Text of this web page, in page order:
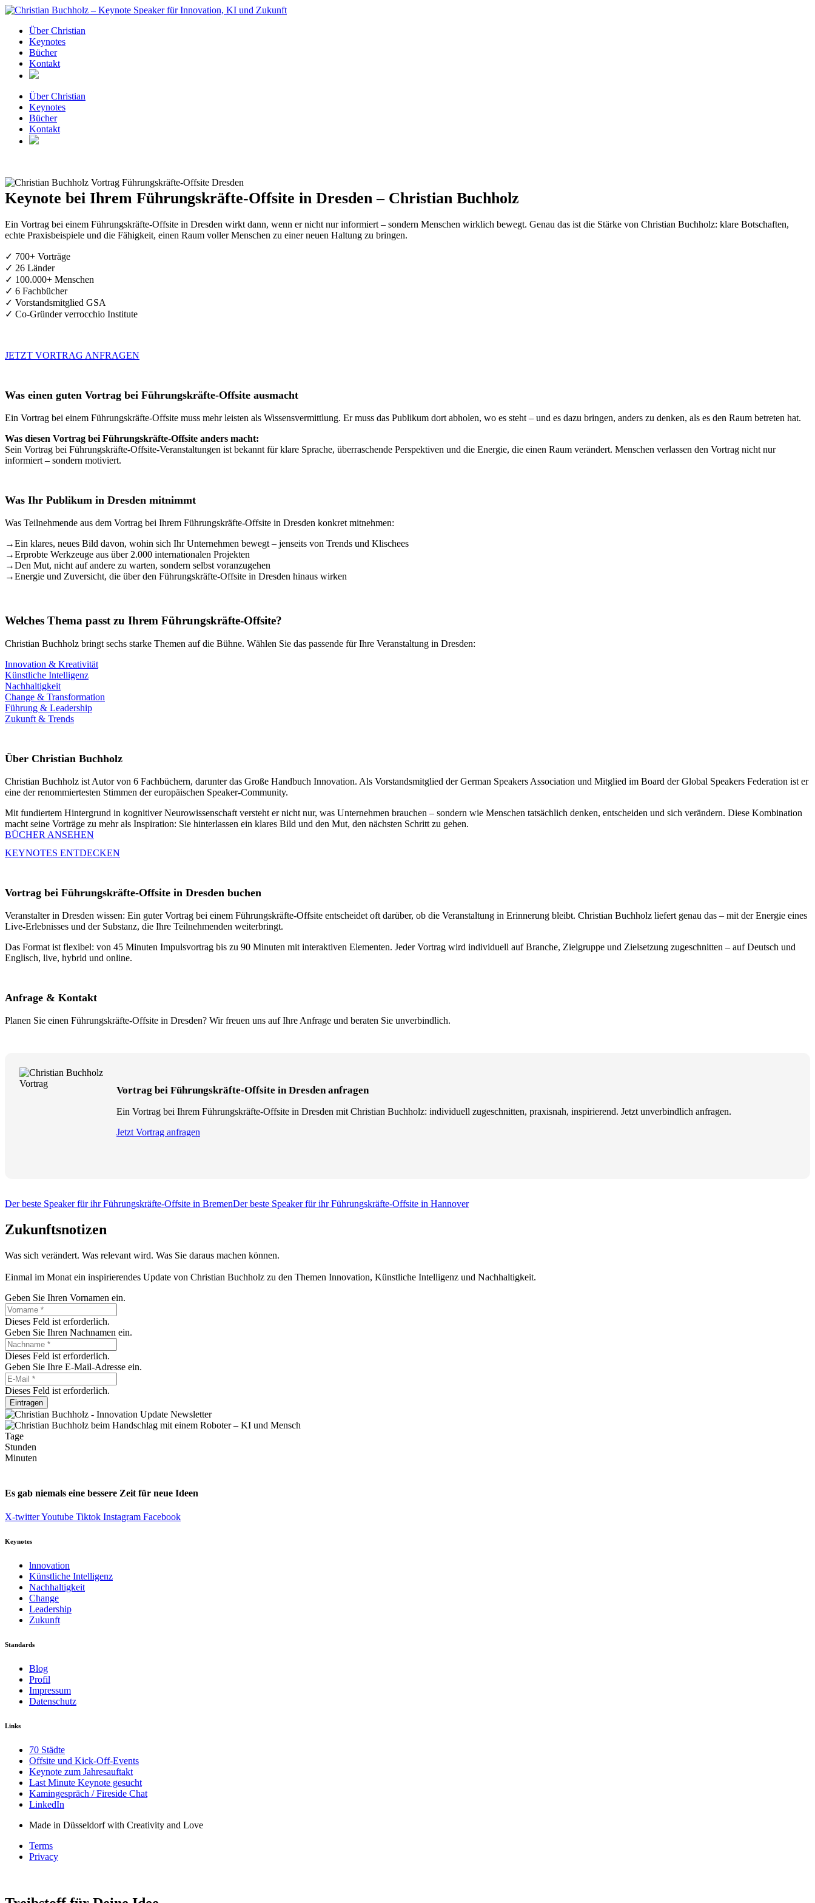
Zum
springenÜber Christian
Keynotes
Bücher
Kontakt
Über Christian
Keynotes
Bücher
Kontakt
Keynote bei Ihrem Führungskräfte-Offsite in Dresden – Christian Buchholz
Ein Vortrag bei einem Führungskräfte-Offsite in Dresden wirkt dann, wenn er nicht nur informiert – sondern Menschen wirklich bewegt. Genau das ist die Stärke von Christian Buchholz: klare Botschaften,
echte Praxisbeispiele und die Fähigkeit, einen Raum voller Menschen zu einer neuen Haltung zu bringen.
✓ 700+ Vorträge
✓ 26 Länder
✓ 100.000+ Menschen
✓ 6 Fachbücher
✓ Vorstandsmitglied GSA
✓ Co-Gründer verrocchio Institute
JETZT VORTRAG ANFRAGEN
Was einen guten Vortrag bei Führungskräfte-Offsite ausmacht
Ein Vortrag bei einem Führungskräfte-Offsite muss mehr leisten als Wissensvermittlung. Er muss das Publikum dort abholen, wo es steht – und es dazu bringen, anders zu denken, als es den Raum betreten hat.
Was diesen Vortrag bei Führungskräfte-Offsite anders macht:
Sein Vortrag bei Führungskräfte-Offsite-Veranstaltungen ist bekannt für klare Sprache, überraschende Perspektiven und die Energie, die einen Raum verändert. Menschen verlassen den Vortrag nicht nur
informiert – sondern motiviert.
Was Ihr Publikum in Dresden mitnimmt
Was Teilnehmende aus dem Vortrag bei Ihrem Führungskräfte-Offsite in Dresden konkret mitnehmen:
→Ein klares, neues Bild davon, wohin sich Ihr Unternehmen bewegt – jenseits von Trends und Klischees
→Erprobte Werkzeuge aus über 2.000 internationalen Projekten
→Den Mut, nicht auf andere zu warten, sondern selbst voranzugehen
→Energie und Zuversicht, die über den Führungskräfte-Offsite in Dresden hinaus wirken
Welches Thema passt zu Ihrem Führungskräfte-Offsite?
Christian Buchholz bringt sechs starke Themen auf die Bühne. Wählen Sie das passende für Ihre Veranstaltung in Dresden:
Innovation & Kreativität
Künstliche Intelligenz
Nachhaltigkeit
Change & Transformation
Führung & Leadership
Zukunft & Trends
Über Christian Buchholz
Christian Buchholz ist Autor von 6 Fachbüchern, darunter das Große Handbuch Innovation. Als Vorstandsmitglied der German Speakers Association und Mitglied im Board der Global Speakers Federation ist er
eine der renommiertesten Stimmen der europäischen Speaker-Community.
Mit fundiertem Hintergrund in kognitiver Neurowissenschaft versteht er nicht nur, was Unternehmen brauchen – sondern wie Menschen tatsächlich denken, entscheiden und sich verändern. Diese Kombination
macht seine Vorträge zu mehr als Inspiration: Sie hinterlassen ein klares Bild und den Mut, den nächsten Schritt zu gehen.
BÜCHER ANSEHEN
KEYNOTES ENTDECKEN
Vortrag bei Führungskräfte-Offsite in Dresden buchen
Veranstalter in Dresden wissen: Ein guter Vortrag bei einem Führungskräfte-Offsite entscheidet oft darüber, ob die Veranstaltung in Erinnerung bleibt. Christian Buchholz liefert genau das – mit der Energie eines
Live-Erlebnisses und der Substanz, die Ihre Teilnehmenden weiterbringt.
Das Format ist flexibel: von 45 Minuten Impulsvortrag bis zu 90 Minuten mit interaktiven Elementen. Jeder Vortrag wird individuell auf Branche, Zielgruppe und Zielsetzung zugeschnitten – auf Deutsch und
Englisch, live, hybrid und online.
Anfrage & Kontakt
Planen Sie einen Führungskräfte-Offsite in Dresden? Wir freuen uns auf Ihre Anfrage und beraten Sie unverbindlich.
Vortrag bei Führungskräfte-Offsite in Dresden anfragen
Ein Vortrag bei Ihrem Führungskräfte-Offsite in Dresden mit Christian Buchholz: individuell zugeschnitten, praxisnah, inspirierend. Jetzt unverbindlich anfragen.
Jetzt Vortrag anfragen
Der beste Speaker für ihr Führungskräfte-Offsite in BremenDer beste Speaker für ihr Führungskräfte-Offsite in Hannover
Zukunftsnotizen
Was sich verändert. Was relevant wird. Was Sie daraus machen können.
Einmal im Monat ein inspirierendes Update von Christian Buchholz zu den Themen Innovation, Künstliche Intelligenz und Nachhaltigkeit.
Geben Sie Ihren Vornamen ein.
Dieses Feld ist erforderlich.
Geben Sie Ihren Nachnamen ein.
Dieses Feld ist erforderlich.
Geben Sie Ihre E-Mail-Adresse ein.
Dieses Feld ist erforderlich.
Eintragen
Tage
Stunden
Minuten
Es gab niemals eine bessere Zeit für neue Ideen
X-twitterYoutube Tiktok Instagram Facebook
Keynotes
lnnovation
Künstliche Intelligenz
Nachhaltigkeit
Change
Leadership
Zukunft
Standards
Blog
Profil
Impressum
Datenschutz
Links
70 Städte
Offsite und Kick-Off-Events
Keynote zum Jahresauftakt
Last Minute Keynote gesucht
Kamingespräch / Fireside Chat
LinkedIn
Made in Düsseldorf with Creativity and Love
Terms
Privacy